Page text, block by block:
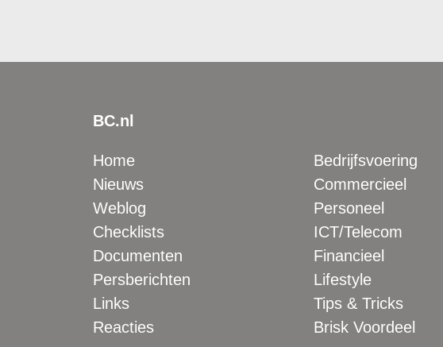
BC.nl
Home
Nieuws
Weblog
Checklists
Documenten
Persberichten
Links
Reacties
Bedrijfsvoering
Commercieel
Personeel
ICT/Telecom
Financieel
Lifestyle
Tips & Tricks
Brisk Voordeel